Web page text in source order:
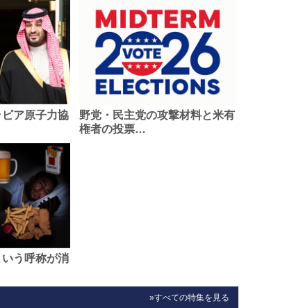
ア原子力協
野党・民主党の攻撃材料と米有
権者の投票…
いう呼称が消
»すべての特集を見る